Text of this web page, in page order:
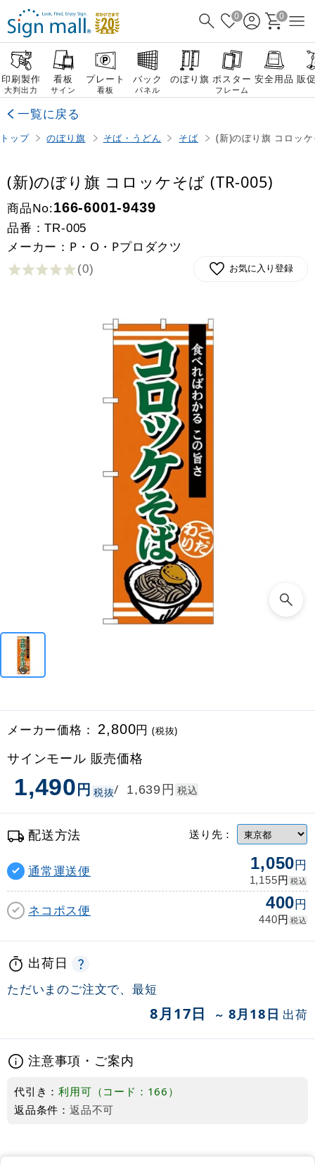
0 0
印刷製作
大判出力
看板
サイン
プレート
看板
バック
パネル
のぼり旗 ポスター
フレーム
安全用品 販
一覧に戻る
トップ のぼり旗 そば・うどん そば (新)のぼり旗 コロッ
(新)のぼり旗 コロッケそば (TR-005)
商品No:166-6001-9439
品番：TR-005
メーカー：P・O・Pプロダクツ
(0) お気に入り登録
メーカー価格： 2,800円(税抜)
サインモール 販売価格
1,490円 税抜/ 1,639円 税込
配送方法 送り先：
通常運送便 1,050円
1,155円 税込
ネコポス便 400円
440円 税込
出荷日
ただいまのご注文で、最短
8月17日 ～ 8月18日 出荷
注意事項・ご案内
代引き：利用可（コード：166）
返品条件： 返品不可